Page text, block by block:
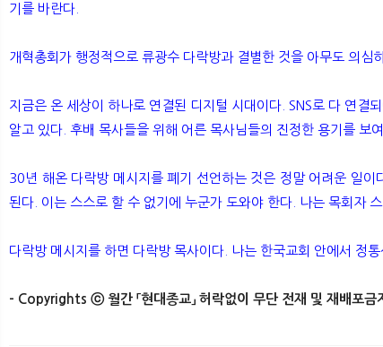
기를 바란다.
개혁총회가 행정적으로 류광수 다락방과 결별한 것을 아무도 의
지금은 온 세상이 하나로 연결된 디지털 시대이다. SNS로 다 연
알고 있다. 후배 목사들을 위해 어른 목사님들의 진정한 용기를 보
30년 해온 다락방 메시지를 폐기 선언하는 것은 정말 어려운 일
된다. 이는 스스로 할 수 없기에 누군가 도와야 한다. 나는 목회자
다락방 메시지를 하면 다락방 목사이다. 나는 한국교회 안에서 정
- Copyrights ⓒ 월간 「현대종교」 허락없이 무단 전재 및 재배포금